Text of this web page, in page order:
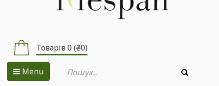
Товарів 0 (₴0)
Menu